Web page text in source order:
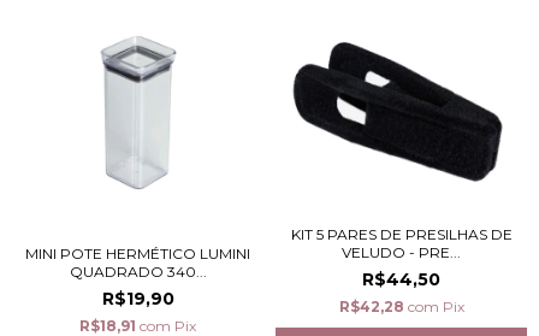
MINI POTE HERMÉTICO LUMINI
QUADRADO 340...
R$19,90
R$18,91 com Pix
KIT 5 PARES DE PRESILHAS DE
VELUDO - PRE...
R$44,50
R$42,28 com Pix